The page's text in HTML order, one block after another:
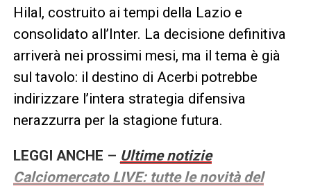
Hilal, costruito ai tempi della Lazio e
consolidato all’Inter. La decisione definitiva
arriverà nei prossimi mesi, ma il tema è già
sul tavolo: il destino di Acerbi potrebbe
indirizzare l’intera strategia difensiva
nerazzurra per la stagione futura.
LEGGI ANCHE – Ultime notizie
Calciomercato LIVE: tutte le novità del